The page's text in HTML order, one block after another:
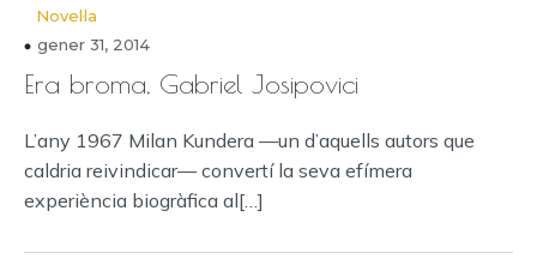
Novel·la
gener 31, 2014
Era broma, Gabriel Josipovici
L’any 1967 Milan Kundera —un d’aquells autors que
caldria reivindicar— convertí la seva efímera
experiència biogràfica al[…]